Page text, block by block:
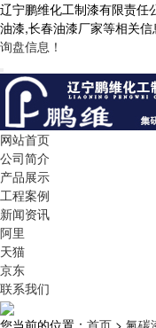
辽宁鹏维化工制漆有限责任
油漆,长春油漆厂家等相关
询盘信息！
网站首页
公司简介
产品展示
工程案例
新闻资讯
阿里
天猫
京东
联系我们